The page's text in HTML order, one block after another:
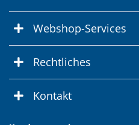
Webshop-Services
Rechtliches
Kontakt